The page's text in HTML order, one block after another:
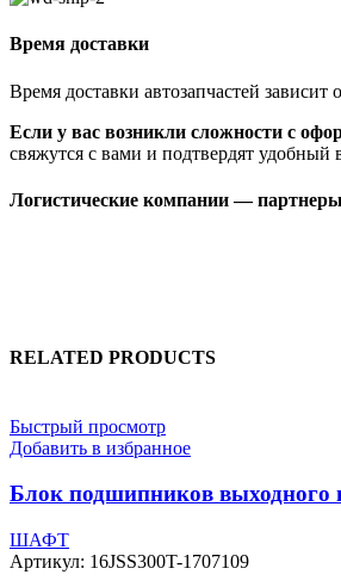
Время доставки
Время доставки автозапчастей
Если у вас возникли сложности с
свяжутся с вами и подтвердят удобный
Логистические компании —
RELATED PRODUCTS
Быстрый просмотр
Добавить в избранное
Блок подшипников выходного
ШАФТ
Артикул: 16JSS300T-1707109